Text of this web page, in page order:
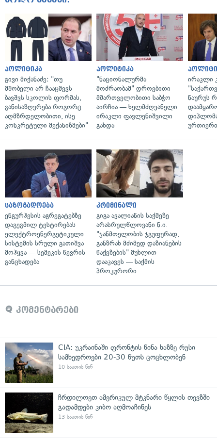
პოლიტიკა
გივი მიქანაძე: "თუ
მშობელი არ ჩააცმევს
ბავშვს სკოლის ფორმას,
განისაზღვრება როგორც
აღმზრდელობითი, ისე
კონკრეტული მექანიზმები"
პოლიტიკა
"ნაციონალურმა
მოძრაობამ" დროებითი
მმართველობითი საბჭო
აირჩია — ხელმძღვანელი
ირაკლი ფავლენიშვილი
გახდა
ირაკლი
ნაურუს
საზოგადოება
ენგურჰესის აგრეგატებზე
დაგეგმილ ტესტირებას
ელექტროენერგეტიკული
სისტემის სრული გათიშვა
მოჰყვა — სემეკის წევრის
განცხადება
კრიმინალი
გიგა ავალიანის საქმეზე
არასრულწლოვანი ნ.ი.
"ჯანმთელობის ჯგუფურად,
განზრახ მძიმედ დაზიანების
წაქეზების" მუხლით
დააკავეს — საქმის
პროკურორი
კომენტარები
CIA: უკრაინაში ფრონტის წინა ხაზზე რუსი
სამხედროები 20-30 წუთს ცოცხლობენ
10 საათის წინ
ჩრდილოეთ ამერიკულ მტკნარი წყლის თევზში
გადამდები კიბო აღმოაჩინეს
13 საათის წინ